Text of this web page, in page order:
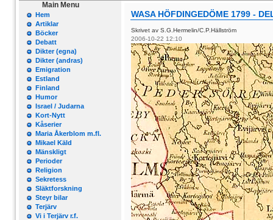
Main Menu
Hem
Artiklar
Böcker
Debatt
Dikter (egna)
Dikter (andras)
Emigration
Estland
Finland
Humor
Israel / Judarna
Kort-Nytt
Kåserier
Maria Åkerblom m.fl.
Mikael Käld
Mänskligt
Perioder
Religion
Sekretess
Släktforskning
Steyr bilar
Terjärv
Vi i Terjärv r.f.
WASA HÖFDINGEDÖME 1799 -
Skrivet av S.G.Hermelin/C.P.Hällström
2006-10-22 12:10